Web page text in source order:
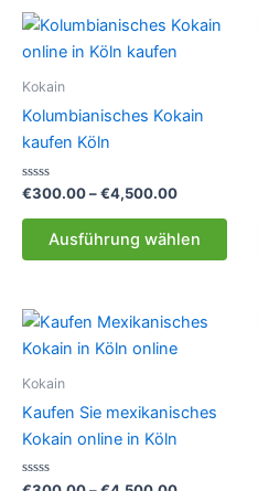
Kokain
Kolumbianisches Kokain
kaufen Köln
Bewertet
0
€300.00–€4,500.00
bis
€4,500.00
Ausführung wählen
Kokain
Kaufen Sie mexikanisches
Kokain online in Köln
Bewertet